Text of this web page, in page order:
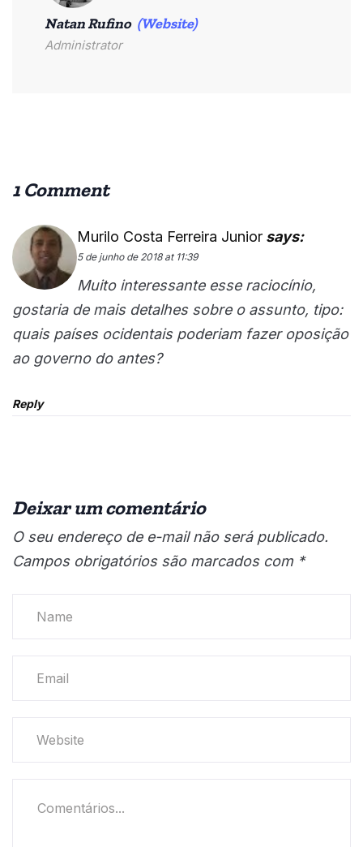
Natan Rufino (Website)
Administrator
1 Comment
Murilo Costa Ferreira Junior says:
5 de junho de 2018 at 11:39
Muito interessante esse raciocínio,
gostaria de mais detalhes sobre o assunto, tipo:
quais países ocidentais poderiam fazer oposição
ao governo do antes?
Reply
Deixar um comentário
O seu endereço de e-mail não será publicado.
Campos obrigatórios são marcados com *